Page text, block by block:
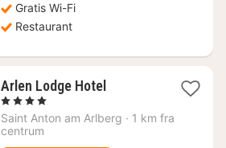
Gratis Wi-Fi
Restaurant
Arlen Lodge Hotel1
fra
645
, 4 Stjerner
Saint Anton am Arlberg · 1 km fra
centrum